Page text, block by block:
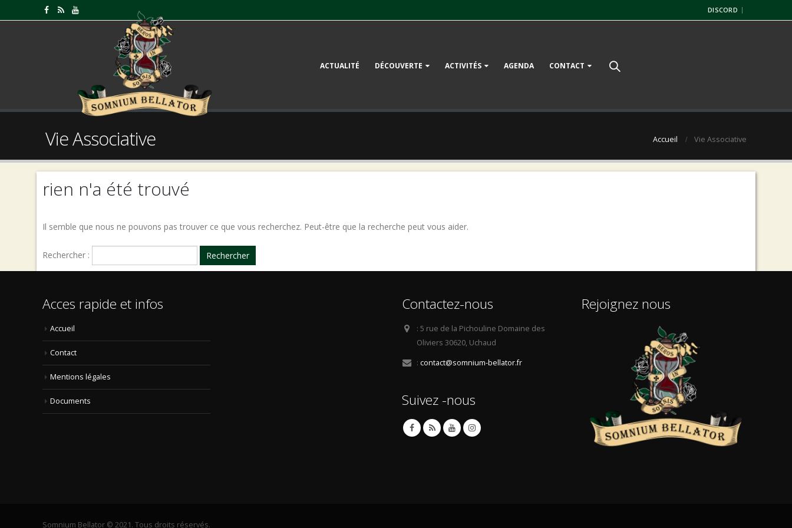
DISCORD
ACTUALITÉ DÉCOUVERTE ACTIVITÉS AGENDA CONTACT
Vie Associative Accueil Vie Associative
rien n'a été trouvé
Il semble que nous ne pouvons pas trouver ce que vous recherchez. Peut-être que la recherche peut vous aider.
Rechercher :
Acces rapide et infos
Accueil
Contact
Mentions légales
Documents
Contactez-nous
: 5 rue de la Pichouline Domaine des
Oliviers 30620, Uchaud
: contact@somnium-bellator.fr
Suivez -nous
Rejoignez nous
Somnium Bellator © 2021. Tous droits réservés.